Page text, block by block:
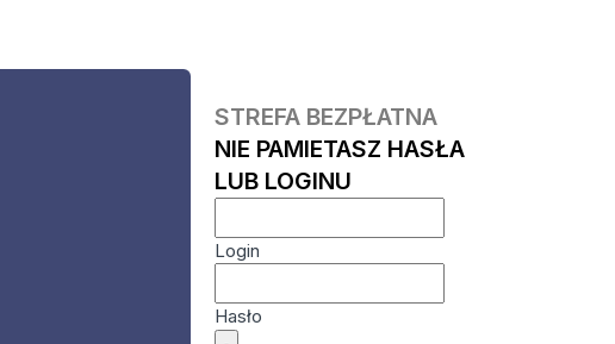
STREFA BEZPŁATNA
NIE PAMIETASZ HASŁA
LUB LOGINU
Login
Hasło